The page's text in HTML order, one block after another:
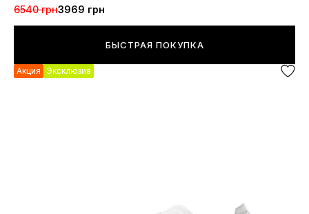
6540 грн3969 грн
БЫСТРАЯ ПОКУПКА
Акция Эксклюзив